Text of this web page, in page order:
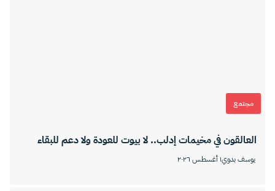
مجتمع
العالقون في مخيمات إدلب.. لا بيوت للعودة ولا دعم للبقاء
يوسف بدوي١ أغسطس ٢٠٢٦